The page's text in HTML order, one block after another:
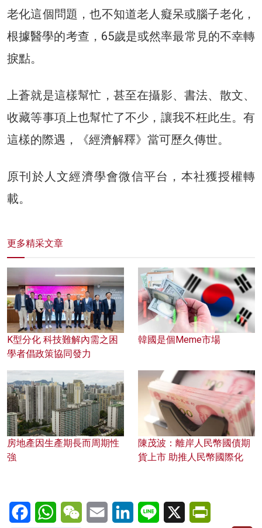
老化這個問題，也不知道老人癡呆或腦子老化，
根據醫學的考查，65歲是或然率最常見的不幸轉
捩點。
上蒼就是這樣幫忙，甚至在攝影、書法、散文、
收藏等事項上也幫忙了不少，讓我不枉此生。有
這樣的際遇，《經濟解釋》當可歷久傳世。
原刊於人文經濟學會微信平台，本社獲授權轉
載。
更多精采文章
K型分化 科技難解內需之困
學者倡政策協同發力
韓國是個Meme市場
房地產因生產期長而周期性
強
陳茂波：離岸人民幣國債期
貨上市 助推人民幣國際化
FacebookWhatsAppWeChatEmail LinkedInLine X